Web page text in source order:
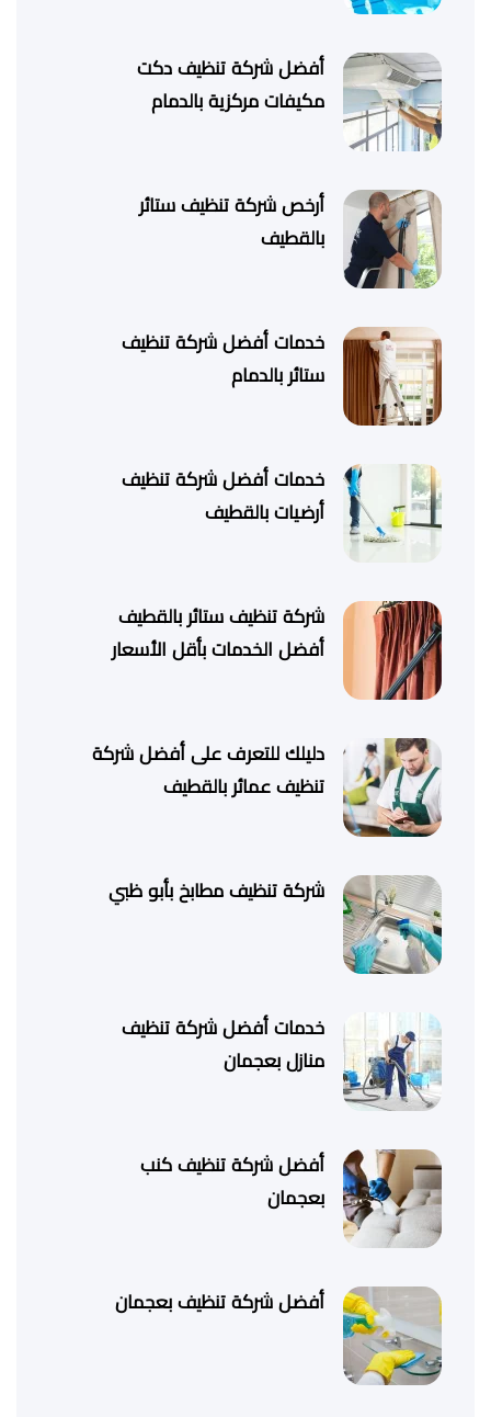
أفضل شركة تنظيف دكت
مكيفات مركزية بالدمام
أرخص شركة تنظيف ستائر
بالقطيف
خدمات أفضل شركة تنظيف
ستائر بالدمام
خدمات أفضل شركة تنظيف
أرضيات بالقطيف
شركة تنظيف ستائر بالقطيف
أفضل الخدمات بأقل الأسعار
دليلك للتعرف على أفضل شركة
تنظيف عمائر بالقطيف
شركة تنظيف مطابخ بأبو ظبي
خدمات أفضل شركة تنظيف
منازل بعجمان
أفضل شركة تنظيف كنب
بعجمان
أفضل شركة تنظيف بعجمان